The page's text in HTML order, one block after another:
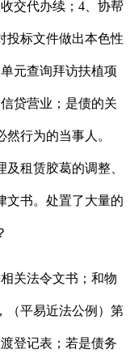
交代办续；4、协帮
投标文件做出本色性
元查询拜访扶植项
贷营业；是债的关
行为的当事人。
租赁胶葛的调整、
文书。处置了大量的
关法令文书；和物
（平易近法公例）第
登记表；若是债务